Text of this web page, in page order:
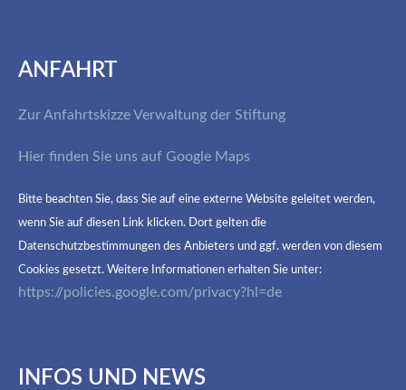
ANFAHRT
Zur Anfahrtskizze Verwaltung der Stiftung
Hier finden Sie uns auf Google Maps
Bitte beachten Sie, dass Sie auf eine externe Website geleitet werden,
wenn Sie auf diesen Link klicken. Dort gelten die
Datenschutzbestimmungen des Anbieters und ggf. werden von diesem
Cookies gesetzt. Weitere Informationen erhalten Sie unter:
https://policies.google.com/privacy?hl=de
INFOS UND NEWS